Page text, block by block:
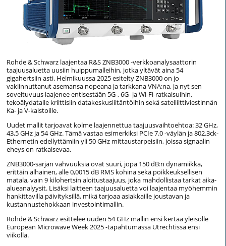
Rohde & Schwarz laajentaa R&S ZNB3000 -verkkoanalysaattorin
taajuusaluetta uusiin huippumalleihin, jotka yltävät aina 54
gigahertsiin asti. Helmikuussa 2025 esitelty ZNB3000 on jo
vakiinnuttanut asemansa nopeana ja tarkkana VNA:na, ja nyt sen
soveltuvuus laajenee entisestään 5G-, 6G- ja Wi-Fi-ratkaisuihin,
tekoälydatalle kriittisiin datakeskusliitäntöihin sekä satelliittiviestinnän
Ka- ja V-kaistoille.
Uudet mallit tarjoavat kolme laajennettua taajuusvaihtoehtoa: 32 GHz,
43,5 GHz ja 54 GHz. Tämä vastaa esimerkiksi PCIe 7.0 -väylän ja 802.3ck-
Ethernetin edellyttämiin yli 50 GHz mittaustarpeisiin, joissa signaalin
eheys on ratkaisevaa.
ZNB3000-sarjan vahvuuksia ovat suuri, jopa 150 dB:n dynamiikka,
erittäin alhainen, alle 0,0015 dB RMS kohina sekä poikkeuksellisen
matala, vain 9 kilohertsin aloitustaajuus, joka mahdollistaa tarkat aika-
alueanalyysit. Lisäksi laitteen taajuusaluetta voi laajentaa myöhemmin
hankittavilla päivityksillä, mikä tarjoaa asiakkaille joustavan ja
kustannustehokkaan investointimallin.
Rohde & Schwarz esittelee uuden 54 GHz mallin ensi kertaa yleisölle
European Microwave Week 2025 -tapahtumassa Utrechtissa ensi
viikolla.